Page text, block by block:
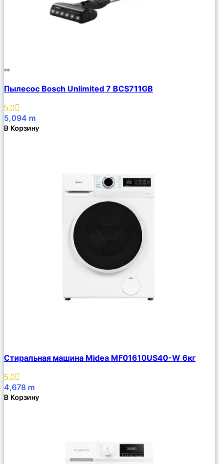
Описание
Избранное
Пылесос Bosch Unlimited 7 BCS711GB
5.0
5,094 m
В Корзину
Описание
Избранное
Стиральная машина Midea MF01610US40-W 6кг
5.0
4,678 m
В Корзину